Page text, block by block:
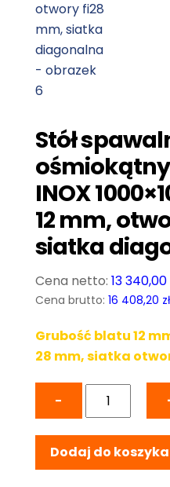
Stół
ośmiokątny
INOX
12 mm,
siatka
13 340,00
Cena brutto: 16 408,20 zł
Grubość blatu 12
28 mm, siatka
−
ilość
spawalniczy
ośmiokątny
OCT
Dodaj do koszyka